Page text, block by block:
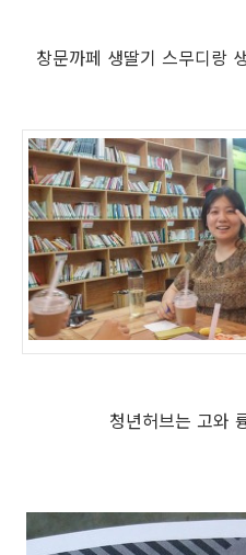
창문까페 생딸기 스무디랑
청년허브는 고와